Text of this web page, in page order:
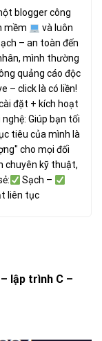
blogger công
mềm
và luôn
– an toàn đến
mình thường
quảng cáo độc
– click là có liền!
đặt + kích hoạt
Giúp bạn tối
tiêu của mình là
cho mọi đối
chuyên kỹ thuật,
Sạch –
liên tục
lập trình C –